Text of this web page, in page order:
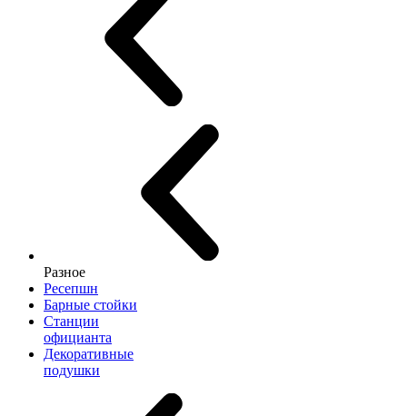
Разное
Ресепшн
Барные стойки
Станции
официанта
Декоративные
подушки